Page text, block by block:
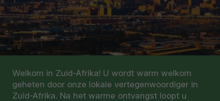
Welkom in Zuid-Afrika! U wordt warm welkom
geheten door onze lokale vertegenwoordiger in
Zuid-Afrika. Na het warme ontvangst loopt u